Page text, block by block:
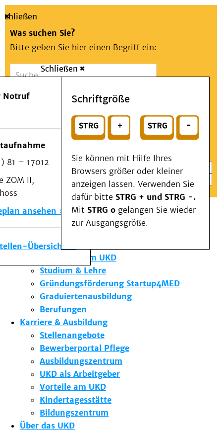
Suche
Schließen
Was suchen Sie?
Bitte geben Sie hier einen Begriff ein:
Suchen
oder
Wählen Sie ein Thema für Ihren Schnelleinstieg
Notfall
Schließen
Notruf
81 – 17012
ZOM II,
ansehen
Übersicht
Schriftgröße
Sie können mit Hilfe Ihres
Browsers größer oder kleiner
anzeigen lassen. Verwenden Sie
dafür bitte STRG + und STRG -.
Mit STRG o gelangen Sie wieder
zur Ausgangsgröße.
Menü
Patienten & Besucher
Kliniken/Institute/Zentren
Als Patient am UKD
Beratung und Unterstützung
Veranstaltungen
Kommunikation im Medizinwesen (KIM)
Notfall
Forschung & Lehre
Die Institute des UKD
Forschung am UKD
Studium & Lehre
Gründungsförderung Startup4MED
Graduiertenausbildung
Berufungen
Karriere & Ausbildung
Stellenangebote
Bewerberportal Pflege
Ausbildungszentrum
UKD als Arbeitgeber
Vorteile am UKD
Kindertagesstätte
Bildungszentrum
Über das UKD